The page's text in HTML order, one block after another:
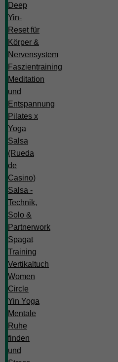
Deep
Yin-
Reset für
Körper &
Nervensystem
Faszientraining
Meditation
und
Entspannung
Pilates x
Yoga
Salsa
(Rueda
de
Casino)
Salsa -
Technik,
Solo &
Partnerwork
Spagat
Training
Vertikaltuch
Women
Circle
Yin Yoga
Mentale
Ruhe
finden
und